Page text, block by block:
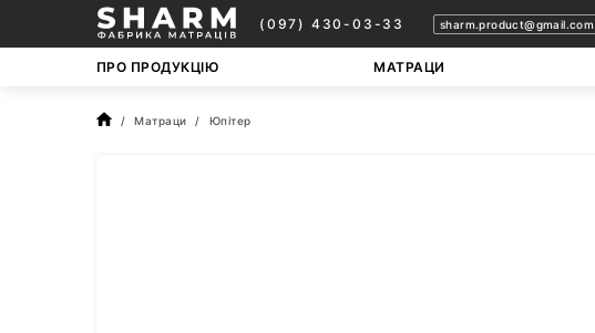
(097) 430-03-33 sharm.product@gmail.com
ПРО ПРОДУКЦІЮ МАТРАЦИ
Матраци Юпітер